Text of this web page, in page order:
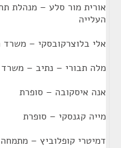
אורית מור סלע – מנהלת
העלייה
אלי בלוצרקובסקי – משרד
מלה תבורי – נתיב –
אנה איסקובה – סופרת
מייה קגנסקי – סופרת
דמיטרי קופלוביץ – מתמחה